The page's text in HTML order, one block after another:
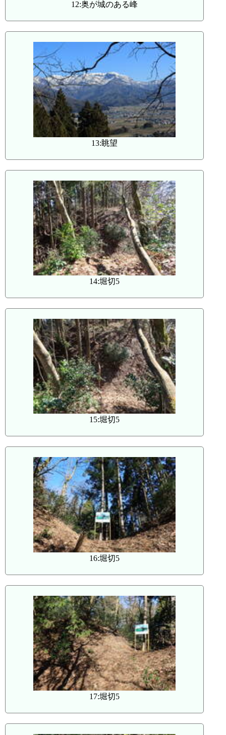
12:奥が城のある峰
13:眺望
14:堀切5
15:堀切5
16:堀切5
17:堀切5